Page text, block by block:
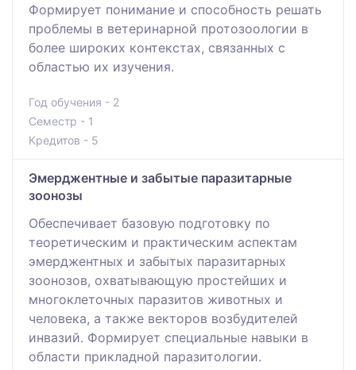
Формирует понимание и способность решать
проблемы в ветеринарной протозоологии в
более широких контекстах, связанных с
областью их изучения.
Год обучения - 2
Семестр - 1
Кредитов - 5
Эмерджентные и забытые паразитарные
зоонозы
Обеспечивает базовую подготовку по
теоретическим и практическим аспектам
эмерджентных и забытых паразитарных
зоонозов, охватывающую простейших и
многоклеточных паразитов животных и
человека, а также векторов возбудителей
инвазий. Формирует специальные навыки в
области прикладной паразитологии.